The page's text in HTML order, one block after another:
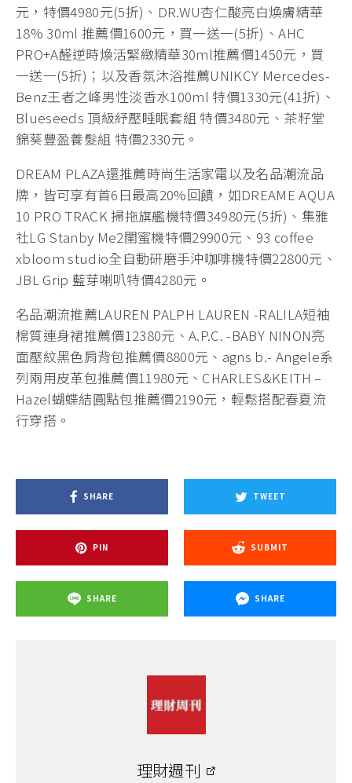
元，特價4980元(5折)、DR.WU杏仁酸亮白煥膚精華
18% 30ml 推薦價1600元，買一送一(5折)、AHC
PRO+A醛逆時煥活緊緻精華30ml推薦價1450元，買
一送一(5折)；以及香氛沐浴推薦UNIKCY Mercedes-
Benz王者之峰男性淡香水100ml 特價1330元(41折)、
Blueseeds 頂級紓壓睡眠套組 特價3480元、茶籽堂
錦葵豐盈養髮組 特價2330元。
DREAM PLAZA還推薦時尚生活家電以及名品潮流品
牌，皆可享有首6日最高20%回饋，如DREAME AQUA
10 PRO TRACK 掃拖旗艦機特價34980元(5折)、集雅
社LG Stanby Me2閨蜜機特價29900元、93 coffee
xbloom studio全自動研磨手沖咖啡機特價22800元、
JBL Grip 藍芽喇叭特價4280元。
名品潮流推薦LAUREN PALPH LAUREN -RALILA短袖
棉質連身裙推薦價12380元、A.P.C. -BABY NINON亮
面壓紋黑色肩背包推薦價8800元、agns b.- Angele系
列兩用皮革包推薦價11980元、CHARLES&KEITH –
Hazel蝴蝶結圓點包推薦價2190元，輕鬆搭配春夏流
行穿搭。
SHARE TWEET
PIN SUBMIT
SHARE SHARE
理財週刊